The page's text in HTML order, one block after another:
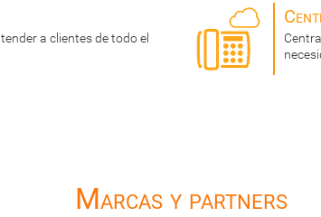
a clientes de todo el
Marcas y partners